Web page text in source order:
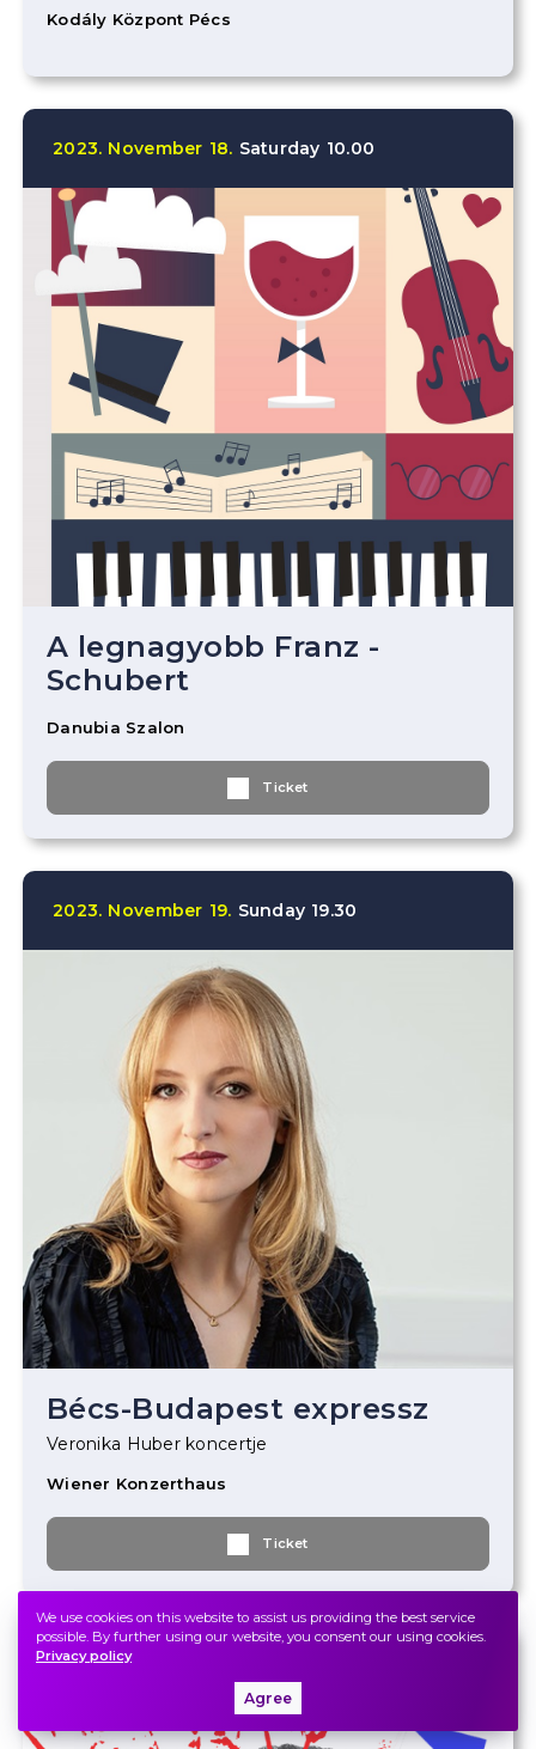
Kodály Központ Pécs
2023. November 18. Saturday 10.00
A legnagyobb Franz -
Schubert
Danubia Szalon
Ticket
2023. November 19. Sunday 19.30
Bécs-Budapest expressz
Veronika Huber koncertje
Wiener Konzerthaus
Ticket
2023. November
We use cookies on this website to assist us providing the best service
possible. By further using our website, you consent our using cookies.
Privacy policy
Agree